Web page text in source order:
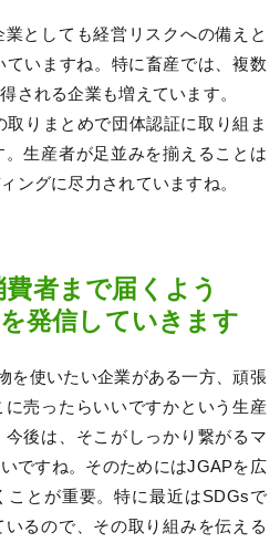
業としても経営リスクへの備えと
ていますね。特に畜産では、複数
される企業も増えています。
取りまとめで団体認証に取り組ま
生産者が足並みを揃えることは
ングに尽力されていますね。
者まで届くよう
発信していきます
を使いたい企業がある一方、頑張
売ったらいいですかという生産
後は、そこがしっかり繋がるマ
ですね。そのためにはJGAPを広
ことが重要。特に最近はSDGsで
るので、その取り組みを伝える